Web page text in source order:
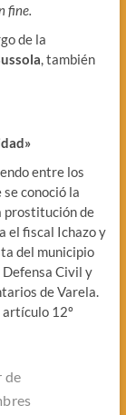
fine.
de la
, también
entre los
conoció la
prostitución de
el fiscal Ichazo y
del municipio
Civil y
de Varela.
artículo 12º
de